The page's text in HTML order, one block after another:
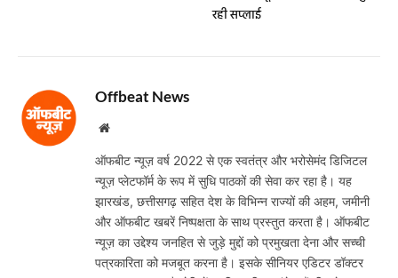
रही सप्लाई
Offbeat News
Website
ऑफबीट न्यूज़ वर्ष 2022 से एक स्वतंत्र और भरोसेमंद डिजिटल
न्यूज़ प्लेटफॉर्म के रूप में सुधि पाठकों की सेवा कर रहा है। यह
झारखंड, छत्तीसगढ़ सहित देश के विभिन्न राज्यों की अहम, जमीनी
और ऑफबीट खबरें निष्पक्षता के साथ प्रस्तुत करता है। ऑफबीट
न्यूज़ का उद्देश्य जनहित से जुड़े मुद्दों को प्रमुखता देना और सच्ची
पत्रकारिता को मजबूत करना है। इसके सीनियर एडिटर डॉक्टर